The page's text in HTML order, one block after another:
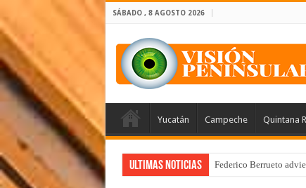
SÁBADO , 8 AGOSTO 2026
Yucatán Campeche Quintana
Ultimas Noticias Federico Berrueto